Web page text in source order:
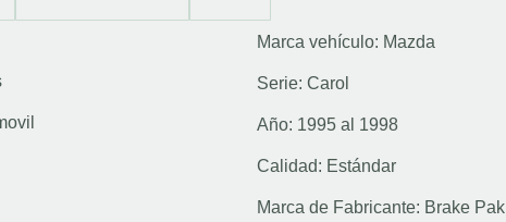
Marca vehículo: Mazda
Serie: Carol
Año: 1995 al 1998
Calidad: Estándar
Marca de Fabricante: Brake Pak